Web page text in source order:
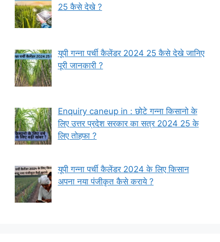
25 कैसे देखे ?
यूपी गन्ना पर्ची कैलेंडर 2024 25 कैसे देखे जानिए
पूरी जानकारी ?
Enquiry caneup in : छोटे गन्ना किसानो के
लिए उत्तर प्रदेश सरकार का सत्र 2024 25 के
लिए तोहफा ?
यूपी गन्ना पर्ची कैलेंडर 2024 के लिए किसान
अपना नया पंजीकृत कैसे कराये ?